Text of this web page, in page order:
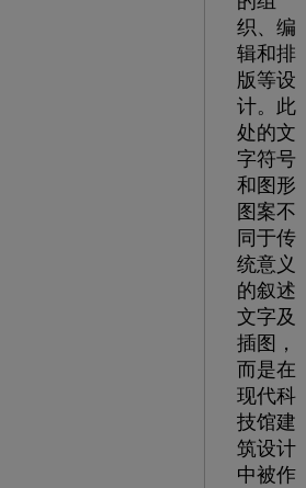
织、编
辑和排
版等设
计。此
处的文
字符号
和图形
图案不
同于传
统意义
的叙述
文字及
插图，
而是在
现代科
技馆建
筑设计
中被作